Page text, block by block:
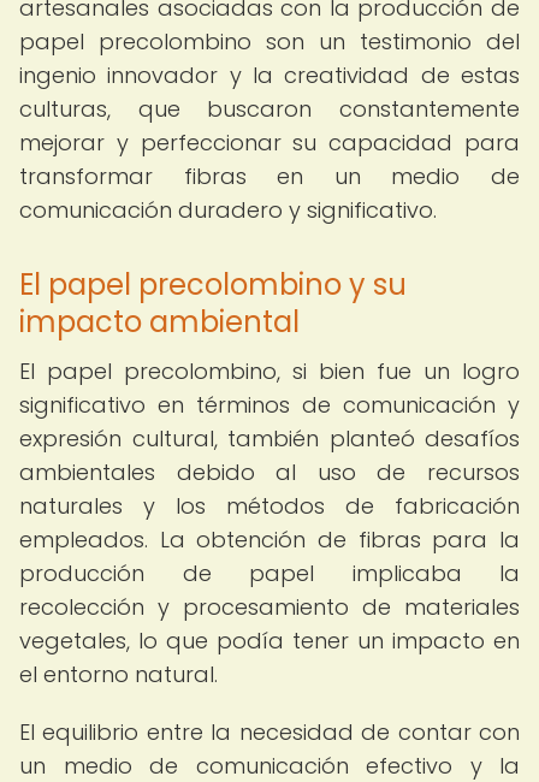
artesanales asociadas con la producción de
papel precolombino son un testimonio del
ingenio innovador y la creatividad de estas
culturas, que buscaron constantemente
mejorar y perfeccionar su capacidad para
transformar fibras en un medio de
comunicación duradero y significativo.
El papel precolombino y su
impacto ambiental
El papel precolombino, si bien fue un logro
significativo en términos de comunicación y
expresión cultural, también planteó desafíos
ambientales debido al uso de recursos
naturales y los métodos de fabricación
empleados. La obtención de fibras para la
producción de papel implicaba la
recolección y procesamiento de materiales
vegetales, lo que podía tener un impacto en
el entorno natural.
El equilibrio entre la necesidad de contar con
un medio de comunicación efectivo y la